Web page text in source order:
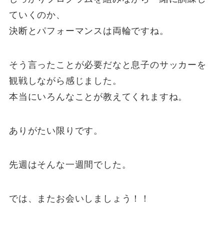
ていくのか、
決断とパフォーマンスは両輪ですね。
そう言ったことが必要だなと息子のサッカーを
観戦しながら感じました。
本当にいろんなことが教えてくれますね。
ありがたい限りです。
先週はそんな一週間でした。
では、またお会いしましょう！！